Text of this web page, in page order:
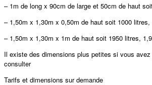
– 1m de long x 90cm de large et 50cm de haut
– 1,50m x 1,30m x 0,50m de haut soit 1000 litres,
– 1,50m x 1,30m x 1m de haut soit 1950 litres,
Il existe des dimensions plus petites si vous
consulter
Tarifs et dimensions sur demande